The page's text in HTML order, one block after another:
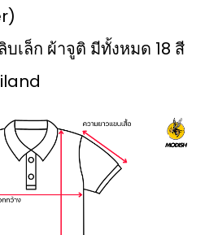
บเล็ก ผ้าจูติ มีทั้งหมด 18 สี